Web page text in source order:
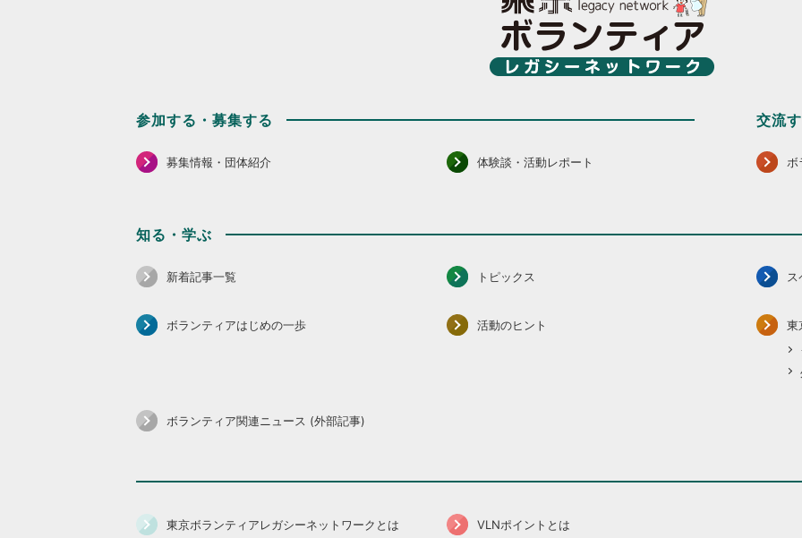
参加する・募集する
募集情報・団体紹介 体験談・活動レポート
交流
ボ
知る・学ぶ
新着記事一覧 トピックス
ボランティアはじめの一歩 活動のヒント
東
ボランティア関連ニュース (外部記事)
東京ボランティアレガシーネットワークとは VLNポイントとは